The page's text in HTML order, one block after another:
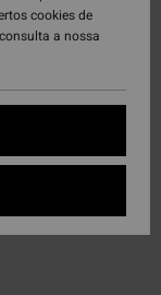
cookies de
a nossa